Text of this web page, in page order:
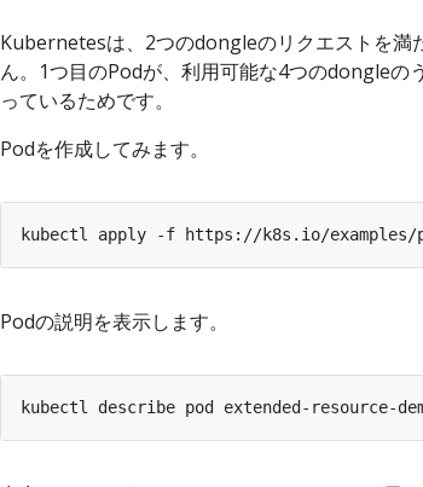
Kubernetesは、2つのdongleのリクエストを満
ん。1つ目のPodが、利用可能な4つのdongleの
っているためです。
Podを作成してみます。
Podの説明を表示します。